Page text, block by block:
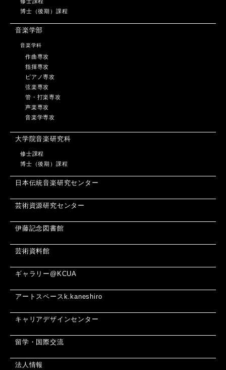
博士（後期）課程
音楽学部
音楽学科
作曲専攻
指揮専攻
ピアノ専攻
弦楽専攻
管・打楽専攻
声楽専攻
音楽学専攻
大学院音楽研究科
修士課程
博士（後期）課程
日本伝統音楽研究センター
芸術資源研究センター
伊藤記念図書館
芸術資料館
ギャラリー@KCUA
アートスペースk.kaneshiro
キャリアデザインセンター
留学・国際交流
法人情報